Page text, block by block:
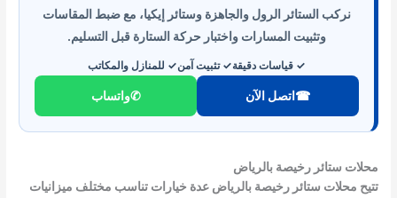
نركب الستائر الرول والجاهزة وستائر إيكيا، مع ضبط المقاسات
وتثبيت المسارات واختبار حركة الستارة قبل التسليم.
✓ قياسات دقيقة✓ تثبيت آمن✓ للمنازل والمكاتب
☎ اتصل الآن ✆واتساب
محلات ستائر رخيصة بالرياض
تتيح محلات ستائر رخيصة بالرياض عدة خيارات تناسب مختلف ميزانيات